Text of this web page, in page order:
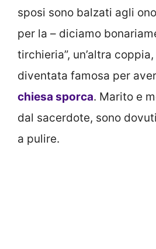
sposi sono balzati agli
per la – diciamo
tirchieria”, un’altra
diventata famosa per aver
chiesa sporca. Marito e
dal sacerdote, sono
a pulire.